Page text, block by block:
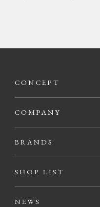
CONCEPT
COMPANY
BRANDS
SHOP LIST
NEWS